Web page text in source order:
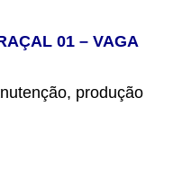
01 – VAGA
produção